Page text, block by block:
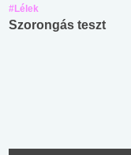
#Lélek
Szorongás teszt